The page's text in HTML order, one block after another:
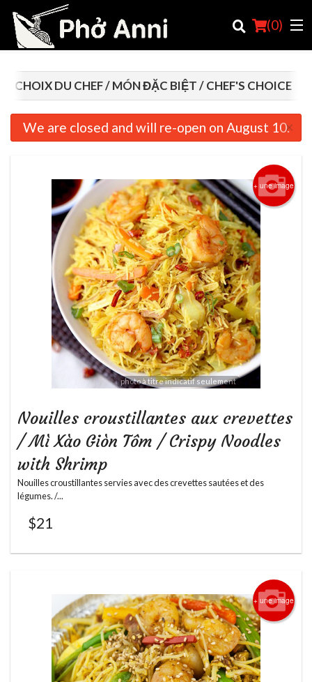
(0)
Commander en ligne
Connection
Panier (0)
Rechercher
CHOIX DU CHEF / MÓN ĐẶC BIỆT / CHEF'S CHOICE
We are closed and will re-open on August 10.×
+ une image
photo à titre indicatif seulement
Nouilles croustillantes aux crevettes
/ Mì Xào Giòn Tôm / Crispy Noodles
with Shrimp
Nouilles croustillantes servies avec des crevettes sautées et des
légumes. /...
$21
+ une image